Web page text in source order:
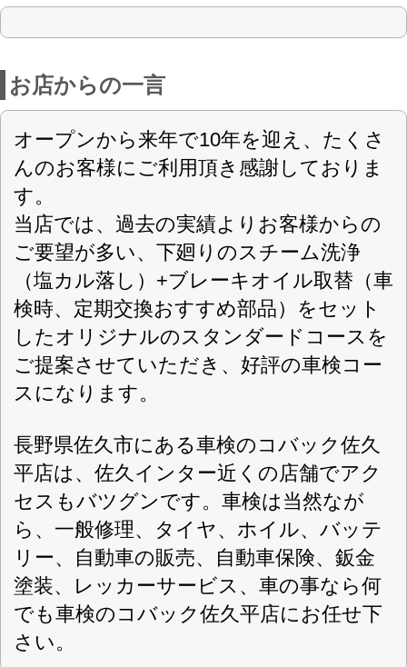
ご提案させていただき、好評の車検コー
平店は、佐久インター近くの店舗でアク
セスもバツグンです。車検は当然なが
ら、一般修理、タイヤ、ホイル、バッテ
リー、自動車の販売、自動車保険、鈑金
塗装、レッカーサービス、車の事なら何
でも車検のコバック佐久平店にお任せ下
さい。
店舗詳細
車検のコバック 佐久平店
〈店舗直通フリーダイヤル0120-223-506〉
会社名 (株)フジカーランド上田
住所 〒386-0014 長野県佐久市岩村田北1-30-7
認可 北信指第20248号
電話番号 0267-68-2244
URL http://www.mykobac.jp/sakudaira/
営業案内 10:00-18:00、祝日10:00-18:00※水曜以
定休日
水曜日・木曜日・GW・夏期休暇・年末
年始
対応車種 軽自動車・乗用車・全般（一部、要相談
車種あり）
取扱車検 スーパーセーフティー車検
お支払方法 諸費用含む 全額カード、 PayPay、 d払
い、でのお支払いOK